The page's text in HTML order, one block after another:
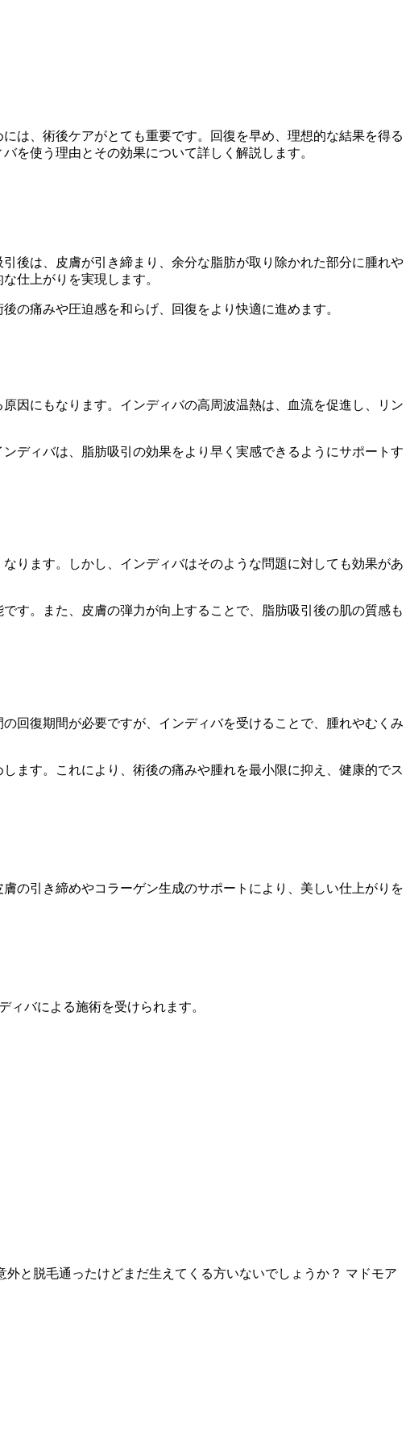
は、術後ケアがとても重要です。回復を早め、理想的な結果を得る
を使う理由とその効果について詳しく解説します。
後は、皮膚が引き締まり、余分な脂肪が取り除かれた部分に腫れや
仕上がりを実現します。
の痛みや圧迫感を和らげ、回復をより快適に進めます。
因にもなります。インディバの高周波温熱は、血流を促進し、リン
ディバは、脂肪吸引の効果をより早く実感できるようにサポートす
ります。しかし、インディバはそのような問題に対しても効果があ
す。また、皮膚の弾力が向上することで、脂肪吸引後の肌の質感も
回復期間が必要ですが、インディバを受けることで、腫れやむくみ
ます。これにより、術後の痛みや腫れを最小限に抑え、健康的でス
の引き締めやコラーゲン生成のサポートにより、美しい仕上がりを
ィバによる施術を受けられます。
と脱毛通ったけどまだ生えてくる方いないでしょうか？ マドモア